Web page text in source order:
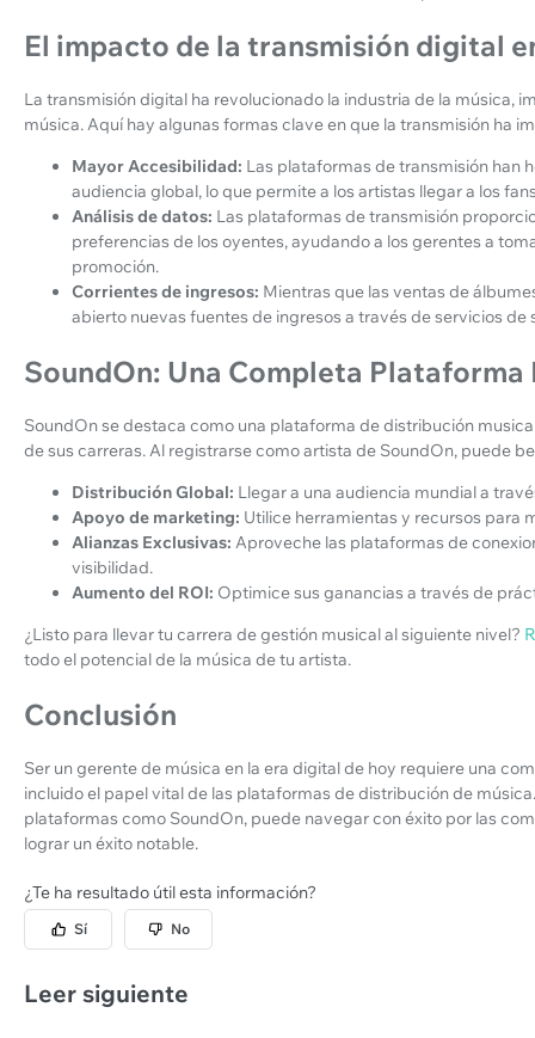
El impacto de la transmisión digital
La transmisión digital ha revolucionado la industria de la música,
música. Aquí hay algunas formas clave en que la transmisión ha
Mayor Accesibilidad: Las plataformas de transmisión han
audiencia global, lo que permite a los artistas llegar a los
Análisis de datos: Las plataformas de transmisión
preferencias de los oyentes, ayudando a los gerentes a
promoción.
Corrientes de ingresos: Mientras que las ventas de
abierto nuevas fuentes de ingresos a través de servicios
SoundOn: Una Completa
SoundOn se destaca como una plataforma de distribución
de sus carreras. Al registrarse como artista de SoundOn, puede
Distribución Global: Llegar a una audiencia mundial a
Apoyo de marketing: Utilice herramientas y recursos para
Alianzas Exclusivas: Aproveche las plataformas de
visibilidad.
Aumento del ROI: Optimice sus ganancias a través de
¿Listo para llevar tu carrera de gestión musical al siguiente nivel?
todo el potencial de la música de tu artista.
Conclusión
Ser un gerente de música en la era digital de hoy requiere una
incluido el papel vital de las plataformas de distribución de
plataformas como SoundOn, puede navegar con éxito por las
lograr un éxito notable.
¿Te ha resultado útil esta información?
Sí No
Leer siguiente